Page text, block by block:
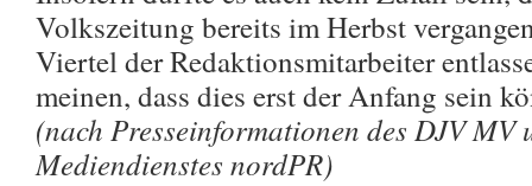
Volkszeitung bereits im Herbst
Viertel der Redaktionsmitarbeiter
meinen, dass dies erst der Anfang sein
(nach Presseinformationen des DJV MV
Mediendienstes nordPR)